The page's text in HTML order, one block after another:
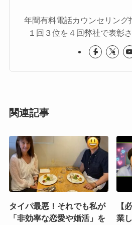
年間有料電話カウンセリング
１回３位を４回弊社で表彰
関連記事
タイパ最悪！それでも私が
「非効率な恋愛や婚活」を
【
業